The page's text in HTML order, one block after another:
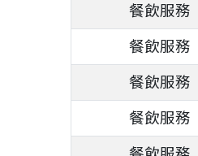
餐飲服務
餐飲服務
餐飲服務
餐飲服務